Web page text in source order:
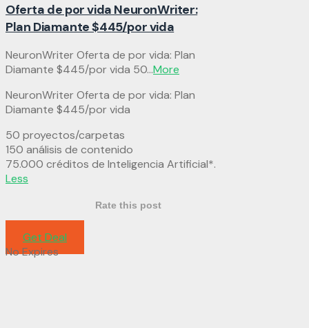
Oferta de por vida NeuronWriter:
Plan Diamante $445/por vida
NeuronWriter Oferta de por vida: Plan
Diamante $445/por vida 50...More
NeuronWriter Oferta de por vida: Plan
Diamante $445/por vida
50 proyectos/carpetas
150 análisis de contenido
75.000 créditos de Inteligencia Artificial*.
Less
Rate this post
Get Deal
No Expires